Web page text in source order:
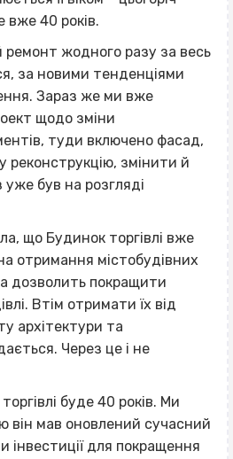
вже 40 років.
ремонт жодного разу за весь
за новими тенденціями
Зараз же ми вже
щодо зміни
туди включено фасад,
реконструкцію, змінити й
уже був на розгляді
що Будинок торгівлі вже
отримання містобудівних
дозволить покращити
Втім отримати їх від
архітектури та
Через це і не
буде 40 років. Ми
він мав оновлений сучасний
інвестиції для покращення